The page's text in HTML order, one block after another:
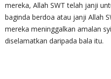
mereka, Allah SWT telah janji
baginda berdoa atau janji Allah
mereka meninggalkan amalan
diselamatkan daripada bala itu.